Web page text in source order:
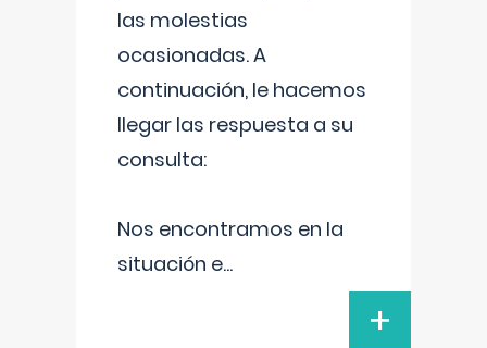
las molestias
ocasionadas. A
continuación, le hacemos
llegar las respuesta a su
consulta:
Nos encontramos en la
situación e...
+